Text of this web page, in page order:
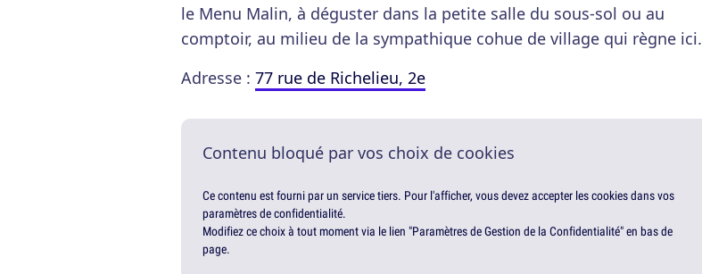
le Menu Malin, à déguster dans la petite salle du sous-sol ou au
comptoir, au milieu de la sympathique cohue de village qui règne ici.
Adresse : 77 rue de Richelieu, 2e
Contenu bloqué par vos choix de cookies
Ce contenu est fourni par un service tiers. Pour l'afficher, vous devez accepter les cookies dans vos
paramètres de confidentialité.
Modifiez ce choix à tout moment via le lien "Paramètres de Gestion de la Confidentialité" en bas de
page.